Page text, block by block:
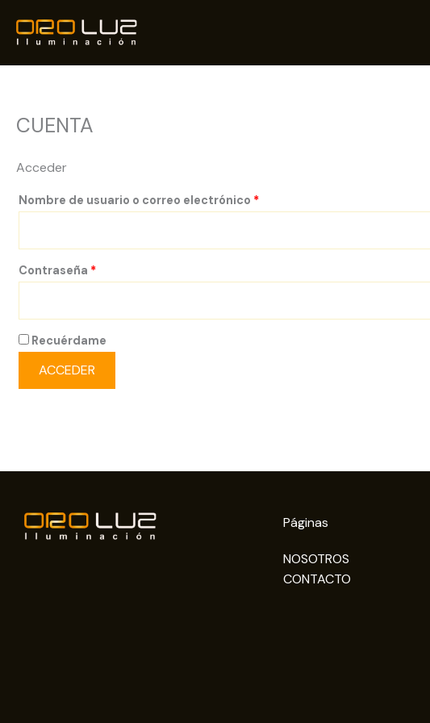
contenido
CUENTA
Acceder
Nombre de usuario o correo electrónico *Obligatorio
Contraseña *Obligatorio
Recuérdame
ACCEDER
Páginas
NOSOTROS
CONTACTO